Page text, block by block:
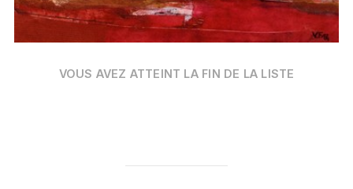
VOUS AVEZ ATTEINT LA FIN DE LA LISTE